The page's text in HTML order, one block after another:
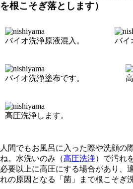
を根こそぎ落とします）
バイオ洗浄原液混入。 バイ
バイオ洗浄塗布です。
高圧洗浄します。
人間でもお風呂に入った際や洗顔の
ね。水洗いのみ（高圧洗浄）で汚れ
必要以上に高圧にする場合があり、
れの原因となる「菌」まで根こそぎ